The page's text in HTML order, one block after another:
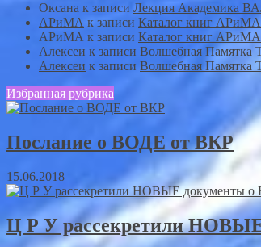
Оксана к записи Лекция
АРиМА к записи Каталог книг АРиМА
АРиМА к записи Каталог книг АРиМА
Алексеи к записи Волшебная Памятка
Алексеи к записи Волшебная Памятка
Избранная рубрика
Послание о ВОДЕ от ВКР
15.06.2018
Ц Р У рассекретили